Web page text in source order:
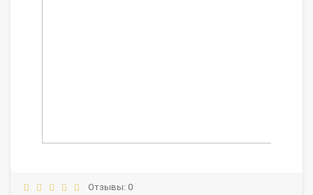
Отзывы: 0